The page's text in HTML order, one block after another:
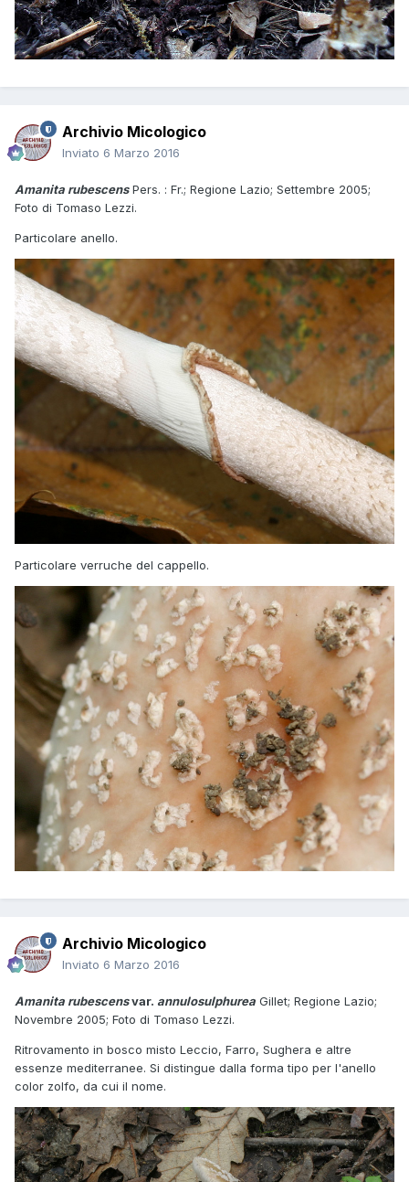
Archivio Micologico
Inviato 6 Marzo 2016
Amanita rubescensPers. : Fr.; Regione Lazio; Settembre 2005;
Foto di Tomaso Lezzi.
Particolare anello.
Particolare verruche del cappello.
Archivio Micologico
Inviato 6 Marzo 2016
Amanita rubescensvar. annulosulphurea Gillet; Regione Lazio;
Novembre 2005; Foto di Tomaso Lezzi.
Ritrovamento in bosco misto Leccio, Farro, Sughera e altre
essenze mediterranee. Si distingue dalla forma tipo per l'anello
color zolfo, da cui il nome.